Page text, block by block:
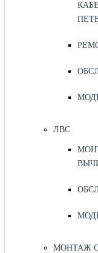
ЛВС
МОНТАЖ